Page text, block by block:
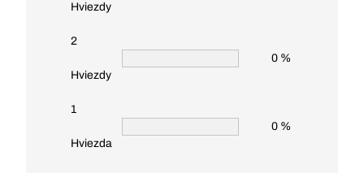
Hviezdy
2
Hviezdy
0 %
1
Hviezda
0 %